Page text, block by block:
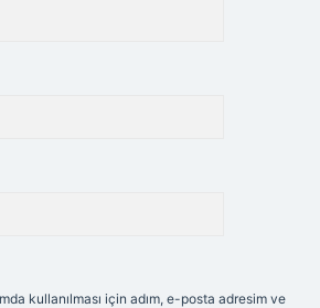
kullanılması için adım, e-posta adresim ve